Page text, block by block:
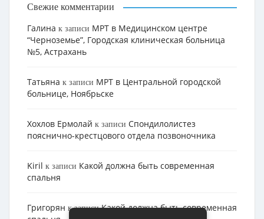
Свежие комментарии
Галина к записи МРТ в Медицинском центре
“Черноземье”, Городская клиническая больница
№5, Астрахань
Татьяна к записи МРТ в Центральной городской
больнице, Ноябрьске
Хохлов Ермолай к записи Cпондилолистез
пояснично-крестцового отдела позвоночника
Kiril к записи Какой должна быть современная
спальня
Григорян к записиКакой должна быть современная